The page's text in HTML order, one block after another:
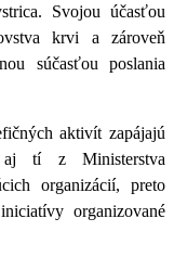
. Svojou účasťou
krvi a zároveň
súčasťou poslania
aktivít zapájajú
aj tí z Ministerstva
organizácií, preto
organizované